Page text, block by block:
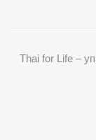
Thai for Life –